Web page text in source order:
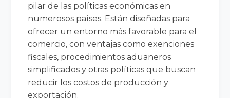
pilar de las políticas económicas en
numerosos países. Están diseñadas para
ofrecer un entorno más favorable para el
comercio, con ventajas como exenciones
fiscales, procedimientos aduaneros
simplificados y otras políticas que buscan
reducir los costos de producción y
exportación.